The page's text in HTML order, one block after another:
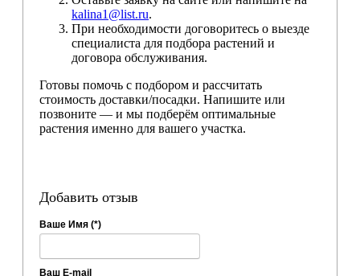
kalina1@list.ru.
При необходимости договоритесь о выезде
специалиста для подбора растений и
договора обслуживания.
Готовы помочь с подбором и рассчитать
стоимость доставки/посадки. Напишите или
позвоните — и мы подберём оптимальные
растения именно для вашего участка.
Добавить отзыв
Ваше Имя (*)
Ваш E-mail